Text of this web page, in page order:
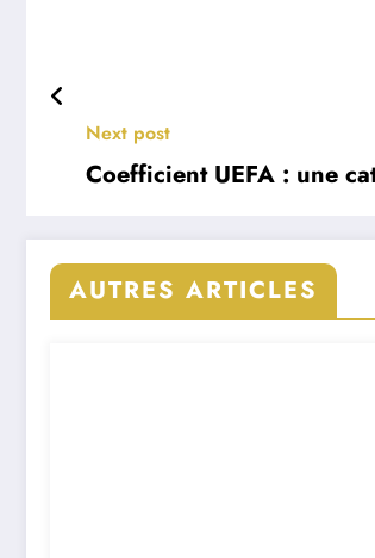
Next post
Coefficient UEFA : une
AUTRES ARTICLES